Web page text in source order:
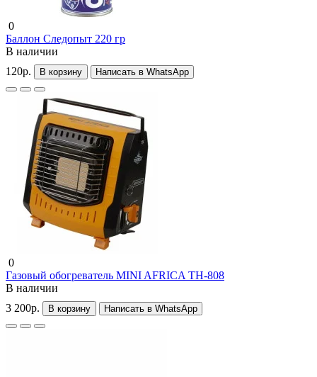
0
Баллон Следопыт 220 гр
В наличии
120р.
В корзину Написать в WhatsApp
0
Газовый обогреватель MINI AFRICA TH-808
В наличии
3 200р.
В корзину Написать в WhatsApp